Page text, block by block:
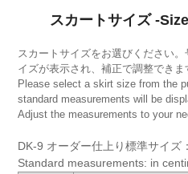
スカートサイズ -
スカートサイズをお選びください
イズが表示され、補正で調整できま
Please select a skirt size from the
standard measurements will be
Adjust the measurements to your
DK-9 オーダー仕上り標準サイズ
Standard measurements: in